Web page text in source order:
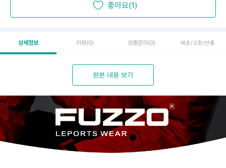
좋아요(1)
상세정보 리뷰(0) 상품문의 (0) 배송/교환/반품
원본 내용 보기